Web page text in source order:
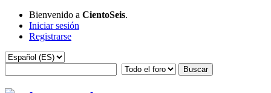
Bienvenido a CientoSeis.
Iniciar sesión
Registrarse